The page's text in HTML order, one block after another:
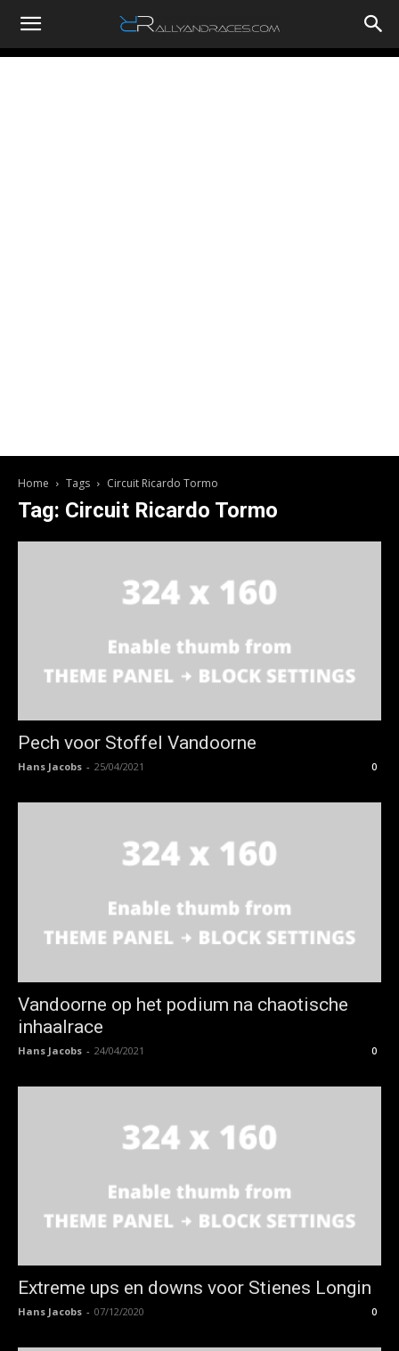
RallyandRaces.com
Home Tags Circuit Ricardo Tormo
Tag: Circuit Ricardo Tormo
Pech voor Stoffel Vandoorne
Hans Jacobs - 25/04/2021 0
Vandoorne op het podium na chaotische
inhaalrace
Hans Jacobs - 24/04/2021 0
Extreme ups en downs voor Stienes Longin
Hans Jacobs - 07/12/2020 0